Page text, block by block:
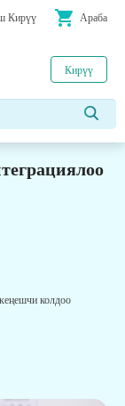
Кирүү shopping_cart Араба
Кирүү
колдоо